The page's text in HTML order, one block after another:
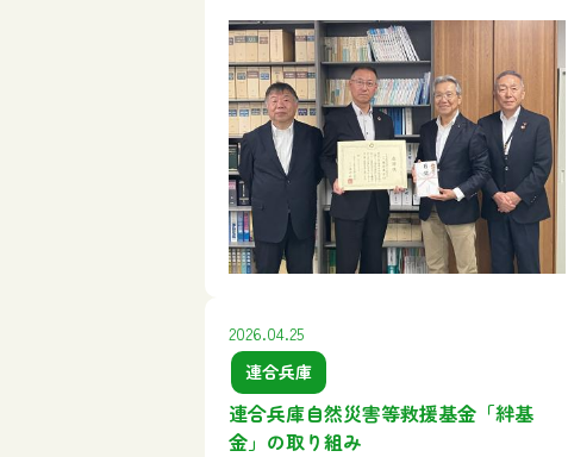
2026.04.25
連合兵庫
連合兵庫自然災害等救援基金「絆基
金」の取り組み